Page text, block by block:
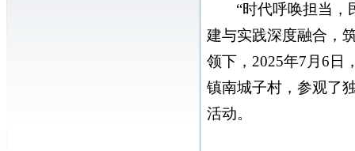
“时代呼唤担当
建与实践深度融合，
领下，2025年7月6日
镇南城子村，参观了
活动。